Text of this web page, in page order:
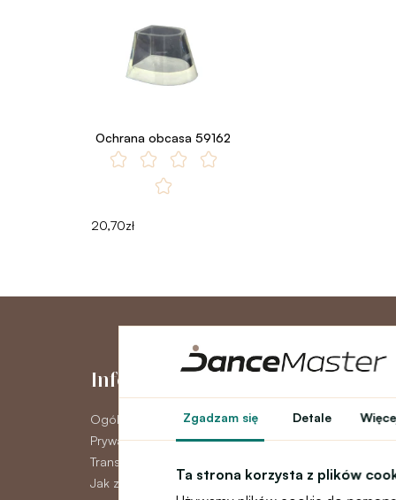
Zgadzam się Detale
Ta strona korzysta z plików
Ochrana obcasa 59162
20,70zł
Informacje
Ogólne warunki
Prywatność GDPR
Transport
Jak zapłacić
Moje konto
Historia